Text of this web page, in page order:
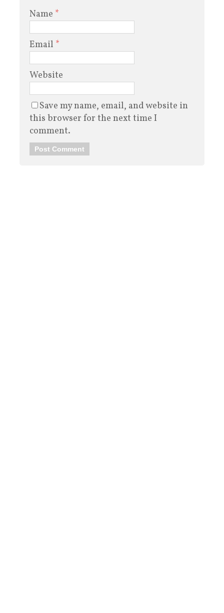
Name *
Email *
Website
Save my name, email, and website in
this browser for the next time I
comment.